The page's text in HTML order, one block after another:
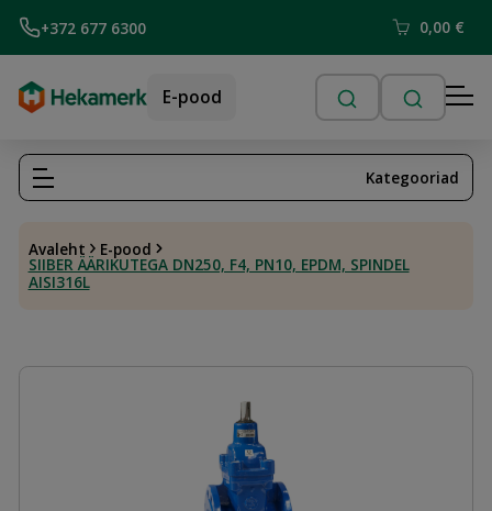
+372 677 6300 0,00 €
E-pood
Avaleht E-pood
SIIBER ÄÄRIKUTEGA DN250, F4, PN10, EPDM, SPINDEL
AISI316L
Kategooriad